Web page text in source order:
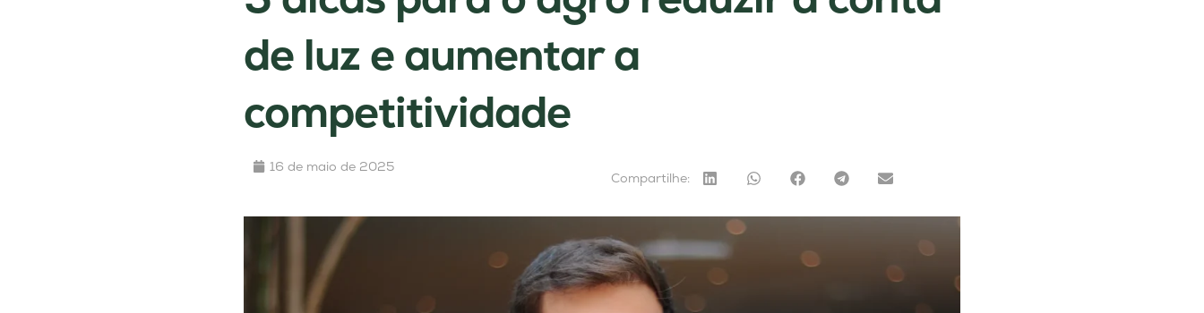
de luz e aumentar a
competitividade
16 de maio de 2025
Compartilhe: